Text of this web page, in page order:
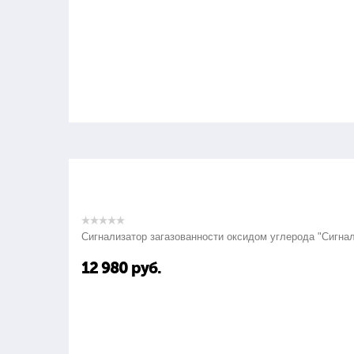
Сигнализатор загазованности оксидом углерода
12 980 руб.